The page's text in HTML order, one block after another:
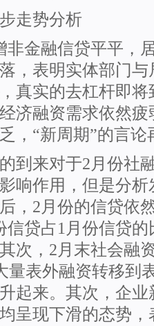
走势分析
非金融信贷平平，
，表明实体部门
真实的去杠杆即
济融资需求依然
，“新周期”的言
到来对于2月份社
响作用，但是分
，2月份的信贷依
信贷占1月份信贷
次，2月末社会融
量表外融资转移到
起来。其次，企
呈现下滑的态势